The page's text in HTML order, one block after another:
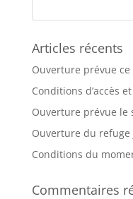
Articles récents
Ouverture prévue
Conditions d’accès
Ouverture prévue le
Ouverture du refuge
Conditions du
Commentaires